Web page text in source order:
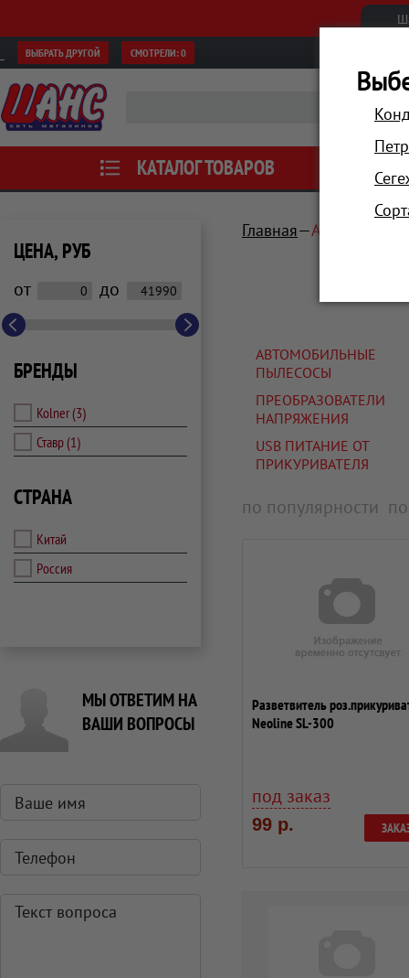
ВЫБРАТЬ ДРУГОЙ СМОТРЕЛИ:0
КАТАЛОГ ТОВАРОВ АКЦИИ
ЦЕНА, РУБ
от до
БРЕНДЫ
Kolner(3)
Ставр(1)
СТРАНА
Китай
Россия
МЫ ОТВЕТИМ НА
ВАШИ ВОПРОСЫ
Главная Автотовары,
АВТОМОБИЛЬНЫЕ
ПЫЛЕСОСЫ
ПРЕОБРАЗОВАТЕЛИ
НАПРЯЖЕНИЯ
USB ПИТАНИЕ ОТ
ПРИКУРИВАТЕЛЯ
по популярности
Разветвитель
Neoline SL-300
под заказ
99 р.